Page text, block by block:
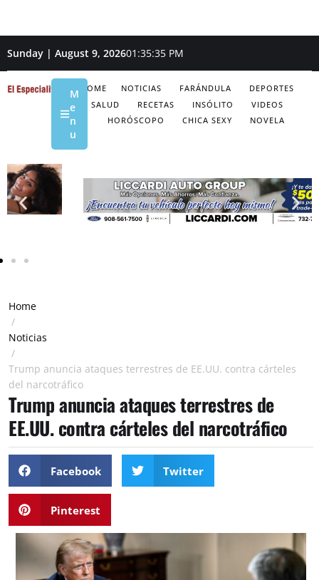
Sunday | August 9, 202601:35:36 PM
HOME NOTICIAS FARÁNDULA
DEPORTES
SALUD
RECETAS INSÓLITO
VIDEOS
HORÓSCOPO
CHICA SEXY NOVELA
M
e
n
u
Home
/
Noticias
/
Trump anuncia ataques terrestres de EE.UU. contra cárteles
del narcotráfico
Trump anuncia ataques terrestres de
EE.UU. contra cárteles del narcotráfico
Facebook Twitter
Pinterest